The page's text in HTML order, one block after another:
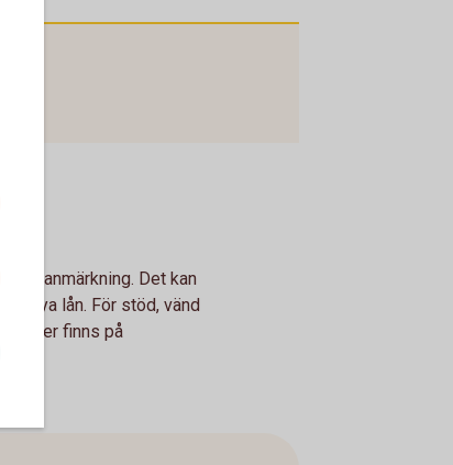
Det kan
nya lån. För stöd, vänd
finns på